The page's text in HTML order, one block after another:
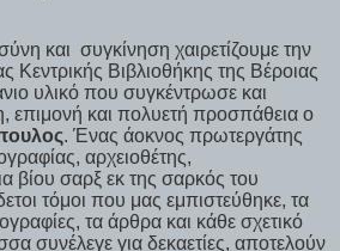
και συγκίνηση χαιρετίζουμε την
Βιβλιοθήκης της Βέροιας
υλικό που συγκέντρωσε και
επιμονή και πολυετή προσπάθεια ο
. Ένας άοκνος πρωτεργάτης
αρχειοθέτης,
βίου σαρξ εκ της σαρκός του
τόμοι που μας εμπιστεύθηκε, τα
τα άρθρα και κάθε σχετικό
συνέλεγε για δεκαετίες, αποτελούν